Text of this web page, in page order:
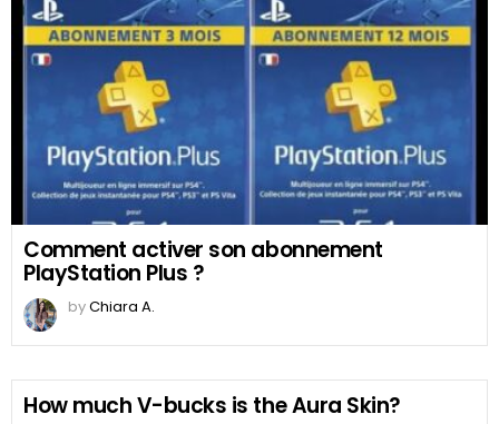
Comment activer son abonnement
PlayStation Plus ?
byChiara A.
How much V-bucks is the Aura Skin?